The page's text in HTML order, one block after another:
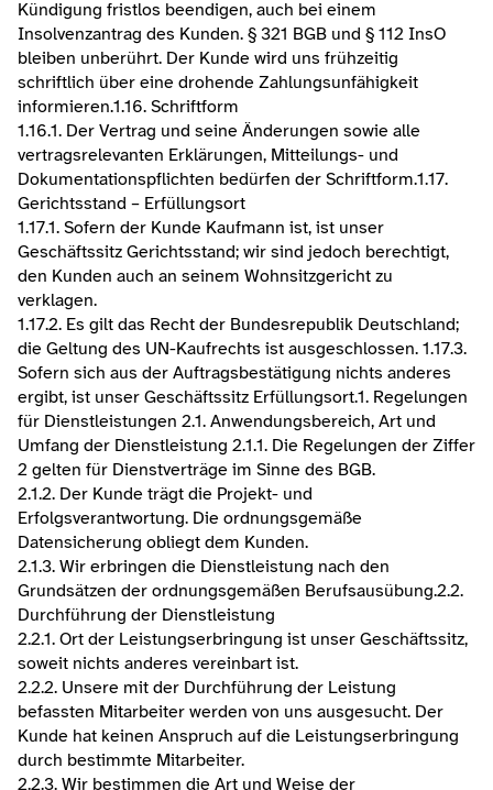
Kündigung fristlos beendigen, auch bei einem
Insolvenzantrag des Kunden. § 321 BGB und § 112 InsO
bleiben unberührt. Der Kunde wird uns frühzeitig
schriftlich über eine drohende Zahlungsunfähigkeit
informieren.​1.16. Schriftform
1.16.1. Der Vertrag und seine Änderungen sowie alle
vertragsrelevanten Erklärungen, Mitteilungs- und
Dokumentationspflichten bedürfen der Schriftform.​1.17.
Gerichtsstand – Erfüllungsort
1.17.1. Sofern der Kunde Kaufmann ist, ist unser
Geschäftssitz Gerichtsstand; wir sind jedoch berechtigt,
den Kunden auch an seinem Wohnsitzgericht zu
verklagen.
1.17.2. Es gilt das Recht der Bundesrepublik Deutschland;
die Geltung des UN-Kaufrechts ist ausgeschlossen. 1.17.3.
Sofern sich aus der Auftragsbestätigung nichts anderes
ergibt, ist unser Geschäftssitz Erfüllungsort.​​​1. Regelungen
für Dienstleistungen 2.1. Anwendungsbereich, Art und
Umfang der Dienstleistung 2.1.1. Die Regelungen der Ziffer
2 gelten für Dienstverträge im Sinne des BGB.
2.1.2. Der Kunde trägt die Projekt- und
Erfolgsverantwortung. Die ordnungsgemäße
Datensicherung obliegt dem Kunden.
2.1.3. Wir erbringen die Dienstleistung nach den
Grundsätzen der ordnungsgemäßen Berufsausübung.​2.2.
Durchführung der Dienstleistung
2.2.1. Ort der Leistungserbringung ist unser Geschäftssitz,
soweit nichts anderes vereinbart ist.
2.2.2. Unsere mit der Durchführung der Leistung
befassten Mitarbeiter werden von uns ausgesucht. Der
Kunde hat keinen Anspruch auf die Leistungserbringung
durch bestimmte Mitarbeiter.
2.2.3. Wir bestimmen die Art und Weise der